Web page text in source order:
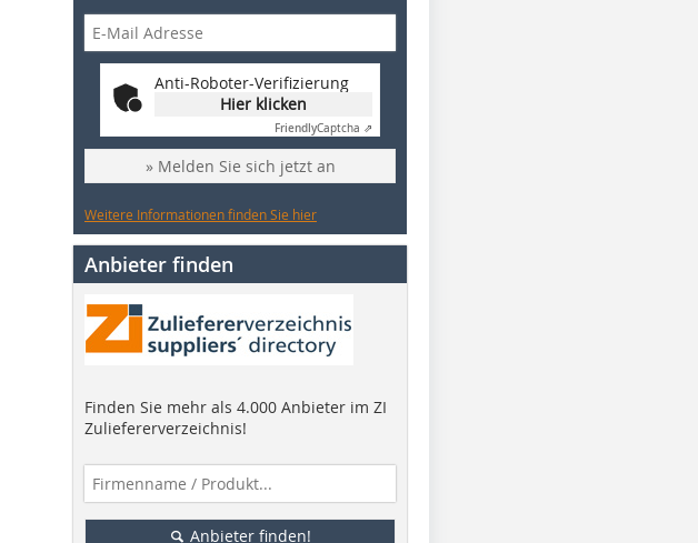
Anti-Roboter-Verifizierung
Hier klicken
FriendlyCaptcha ⇗
» Melden Sie sich jetzt an
Weitere Informationen finden Sie hier
Anbieter finden
Finden Sie mehr als 4.000 Anbieter im ZI
Zuliefererverzeichnis!
Anbieter finden!